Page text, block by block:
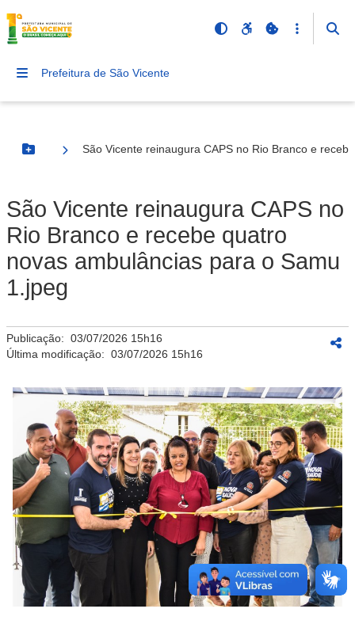
Prefeitura de São Vicente
Botão Menu
São Vicente reinaugura CAPS no Rio Branco e
São Vicente reinaugura CAPS no
Rio Branco e recebe quatro
novas ambulâncias para o Samu
1.jpeg
Publicação: 03/07/2026 15h16
Última modificação: 03/07/2026 15h16